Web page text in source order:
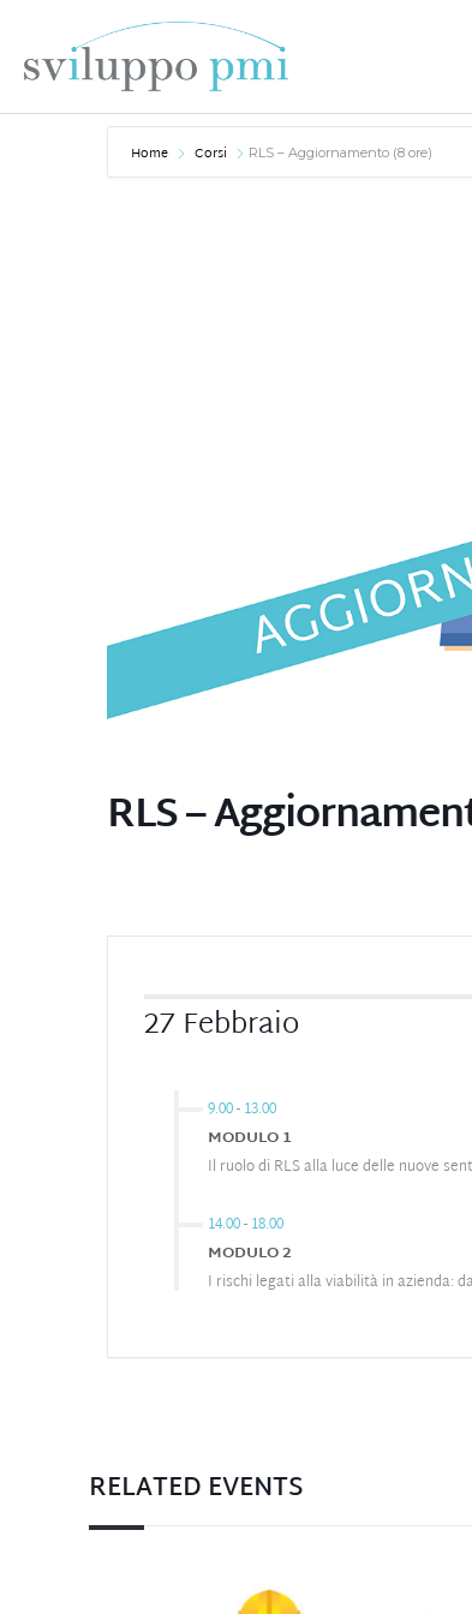
Home Corsi RLS – Aggiornamento (8 ore)
RLS –
27 Febbraio
9.00-13.00
MODULO 1
Il ruolo di RLS alla luce delle nuove
14.00-18.00
MODULO 2
I rischi legati alla viabilità in azienda:
RELATED EVENTS